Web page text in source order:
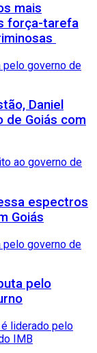
mais
força-tarefa
Daniel
de Goiás com
espectros
Goiás
pelo